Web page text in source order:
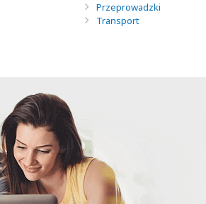
Przeprowadzki
Transport